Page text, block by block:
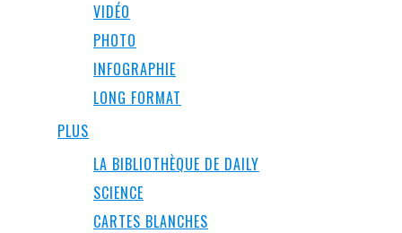
VIDÉO
PHOTO
INFOGRAPHIE
LONG FORMAT
PLUS
LA BIBLIOTHÈQUE DE DAILY
SCIENCE
CARTES BLANCHES